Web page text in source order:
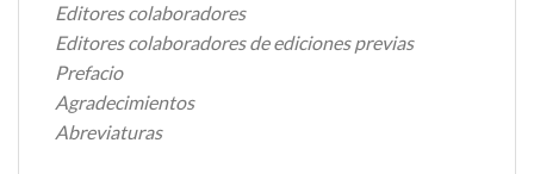
Editores colaboradores
Editores colaboradores de ediciones previas
Prefacio
Agradecimientos
Abreviaturas